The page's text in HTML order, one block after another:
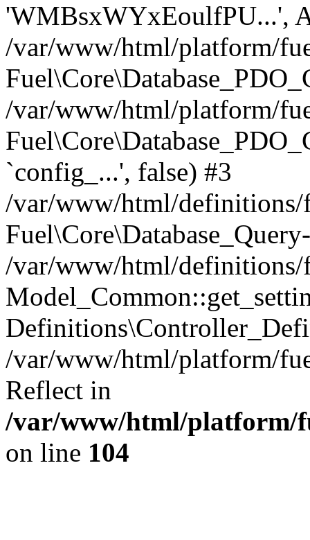
'WMBsxWYxEoulfPU...',
/var/www/html/platform/
/var/www/html/platform/
`config_...', false) #3
/var/www/html/definitions/
/var/www/html/definitions/
/var/www/html/platform/
Reflect in
/var/www/html/platform/
on line 104